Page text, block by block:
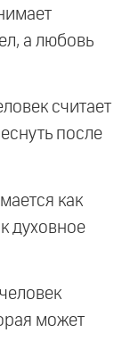
а любовь
считает
после
как
духовное
может